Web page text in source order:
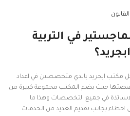
في التربية
مكتب ابجريد بايدي متخصصين في اعداد
حيث يضم المكتب مجموعة كبيرة من
في جميع التخصصات وهذا ما
اخطاء بجانب تقديم العديد من الخدمات